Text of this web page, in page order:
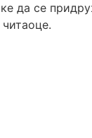
да се